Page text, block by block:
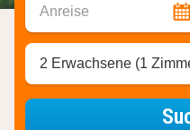
Anreise
2 Erwachsene (1